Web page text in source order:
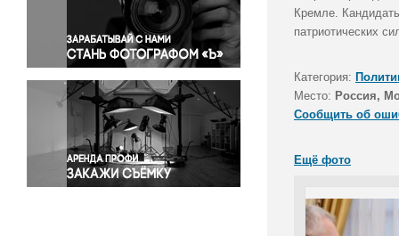
Правосудие
Происшествия и конфликты
Религия
Светская жизнь
Спорт
Экология
Экономика и бизнес
Кремле.
патриотических
Категория:
Место: Россия,
Сообщить об
Ещё фото